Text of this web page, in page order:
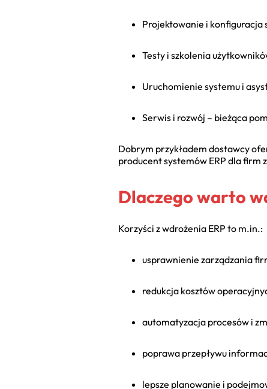
Projektowanie i konfiguracja
Testy i szkolenia
Uruchomienie systemu i
Serwis i rozwój – bieżąca
Dobrym przykładem dostawcy
producent systemów ERP dla
Dlaczego warto
Korzyści z wdrożenia ERP to m.in.:
usprawnienie zarządzania
redukcja kosztów
automatyzacja procesów i
poprawa przepływu
lepsze planowanie i